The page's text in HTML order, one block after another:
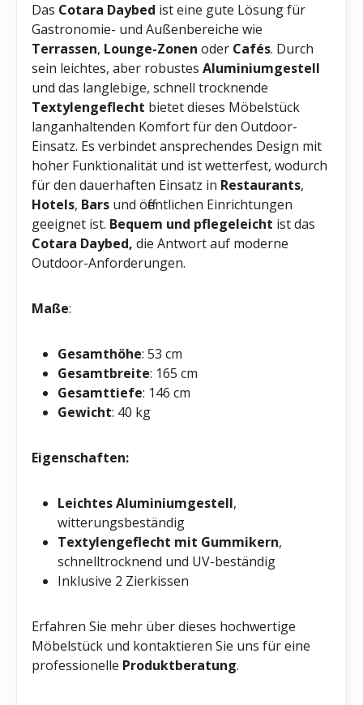
Das Cotara Daybed ist eine gute Lösung für
Gastronomie- und Außenbereiche wie
Terrassen, Lounge-Zonen oder Cafés. Durch
sein leichtes, aber robustes Aluminiumgestell
und das langlebige, schnell trocknende
Textylengeflecht bietet dieses Möbelstück
langanhaltenden Komfort für den Outdoor-
Einsatz. Es verbindet ansprechendes Design mit
hoher Funktionalität und ist wetterfest, wodurch
für den dauerhaften Einsatz in Restaurants,
Hotels, Bars und öffentlichen Einrichtungen
geeignet ist. Bequem und pflegeleicht ist das
Cotara Daybed, die Antwort auf moderne
Outdoor-Anforderungen.
Maße:
Gesamthöhe: 53 cm
Gesamtbreite: 165 cm
Gesamttiefe: 146 cm
Gewicht: 40 kg
Eigenschaften:
Leichtes Aluminiumgestell,
witterungsbeständig
Textylengeflecht mit Gummikern,
schnelltrocknend und UV-beständig
Inklusive 2 Zierkissen
Erfahren Sie mehr über dieses hochwertige
Möbelstück und kontaktieren Sie uns für eine
professionelle Produktberatung.